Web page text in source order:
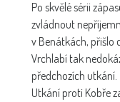
Po skvělé sérii
zvládnout
v Benátkách, přišlo
Vrchlabí tak
předchozích utkání.
Utkání proti Kobře